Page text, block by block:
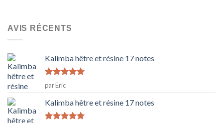
AVIS RÉCENTS
Kalimba hêtre et résine 17 notes
Note5
5
par Eric
Kalimba hêtre et résine 17 notes